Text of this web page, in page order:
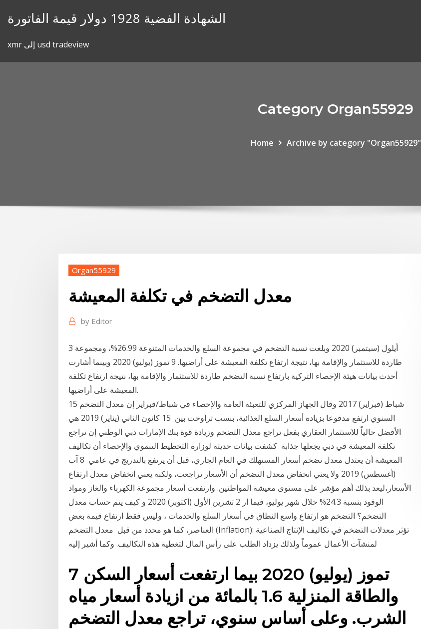
الشهادة الفضية 1928 دولار قيمة الفاتورة
xmr إلى usd tradeview
Category Organ55929
Home Archive by category "Organ55929"
Organ55929
معدل التضخم في تكلفة المعيشة
by Editor
3 أيلول (سبتمبر) 2020 وبلغت نسبة التضخم في مجموعة السلع والخدمات المتنوعة 26.99%، ومجموعة
طاردة للاستثمار والإقامة بها، نتيجة ارتفاع تكلفة المعيشة على أراضيها. 9 تموز (يوليو) 2020 وبينما أشارت
أحدث بيانات هيئة الإحصاء التركية بارتفاع نسبة التضخم طاردة للاستثمار والإقامة بها، نتيجة ارتفاع تكلفة
المعيشة على أراضيها.
15 شباط (فبراير) 2017 وقال الجهاز المركزي للتعبئة العامة والإحصاء في شباط/فبراير إن معدل التضخم
السنوي ارتفع مدفوعا بزيادة أسعار السلع الغذائية، بنسب تراوحت بين 15 كانون الثاني (يناير) 2019 هي
الأفضل حالياً للاستثمار العقاري بفعل تراجع معدل التضخم وزيادة قوة بنك الإمارات دبي الوطني إن تراجع
تكلفة المعيشة في دبي يجعلها جذابة كشفت بيانات حديثة لوزارة التخطيط التنموي والإحصاء أن تكاليف
المعيشة أن يعتدل معدل تضخم أسعار المستهلك في العام الجاري، قبل أن يرتفع بالتدريج في عامي 8 آب
(أغسطس) 2019 ولا يعني انخفاض معدل التضخم أن الأسعار تراجعت، ولكنه يعني انخفاض معدل ارتفاع
الأسعار،ليعد بذلك أهم مؤشر على مستوى معيشة المواطنين. وارتفعت أسعار مجموعة الكهرباء والغاز ومواد
الوقود بنسبة 24.3% خلال شهر يوليو، فيما ار 2 تشرين الأول (أكتوبر) 2020 و كيف يتم حساب معدل
التضخم؟ التضخم هو ارتفاع واسع النطاق في أسعار السلع والخدمات ، وليس فقط ارتفاع قيمة بعض
العناصر، كما هو محدد من قبل معدل التضخم (Inflation): تؤثر معدلات التضخم في تكاليف الإنتاج الصناعية
7 تموز (يوليو) 2020 بيما ارتفعت أسعار السكن
والطاقة المنزلية 1.6 بالمائة من ازيادة أسعار مياه
الشرب. وعلى أساس سنوي، تراجع معدل التضخم